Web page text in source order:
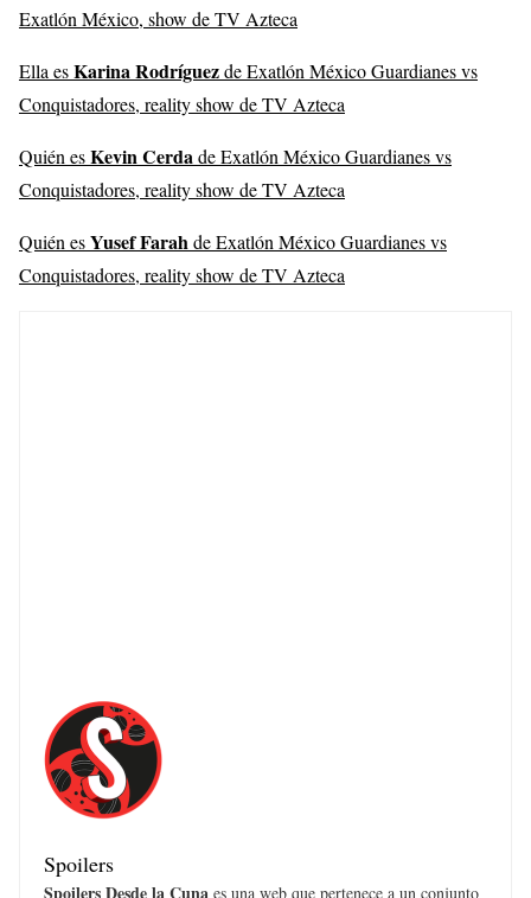
Exatlón México, show de TV Azteca
Ella esKarina Rodríguezde Exatlón México Guardianes vs
Conquistadores, reality show de TV Azteca
Quién esKevin Cerda de Exatlón México Guardianes vs
Conquistadores, reality show de TV Azteca
Quién esYusef Farah de Exatlón México Guardianes vs
Conquistadores, reality show de TV Azteca
Spoilers
Spoilers Desde la Cuna es una web que pertenece a un conjunto